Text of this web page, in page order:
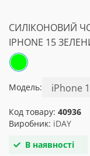
СИЛІКОНОВИЙ
IPHONE 15
Модель:
Код товару: 40936
Виробник: iDAY
В наявності